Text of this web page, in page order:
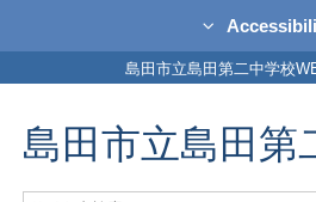
島田市立島田第二中学校
島田市立島田第